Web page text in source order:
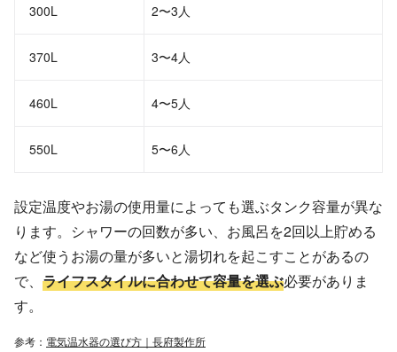
300L 2〜3人
370L 3〜4人
460L 4〜5人
550L 5〜6人
設定温度やお湯の使用量によっても選ぶタンク容量が異な
ります。シャワーの回数が多い、お風呂を2回以上貯める
など使うお湯の量が多いと湯切れを起こすことがあるの
で、 ライフスタイルに合わせて容量を選ぶ必要がありま
す。
参考： 電気温水器の選び方｜長府製作所